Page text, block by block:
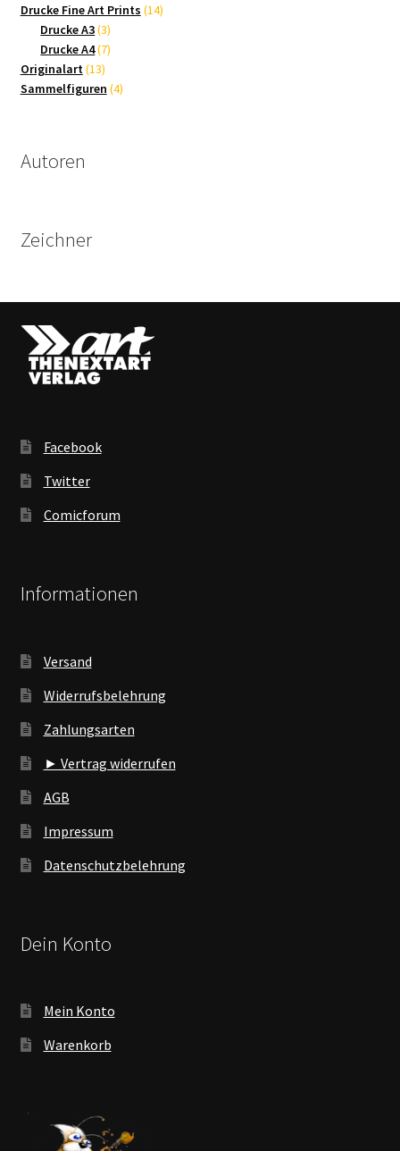
Drucke Fine Art Prints 1414
Drucke A3 33
Produkte
Drucke A4 77
Originalart 1313
Produkte
Sammelfiguren 44
Autoren
Zeichner
Facebook
Twitter
Comicforum
Informationen
Versand
Widerrufsbelehrung
Zahlungsarten
► Vertrag widerrufen
AGB
Impressum
Datenschutzbelehrung
Dein Konto
Mein Konto
Warenkorb